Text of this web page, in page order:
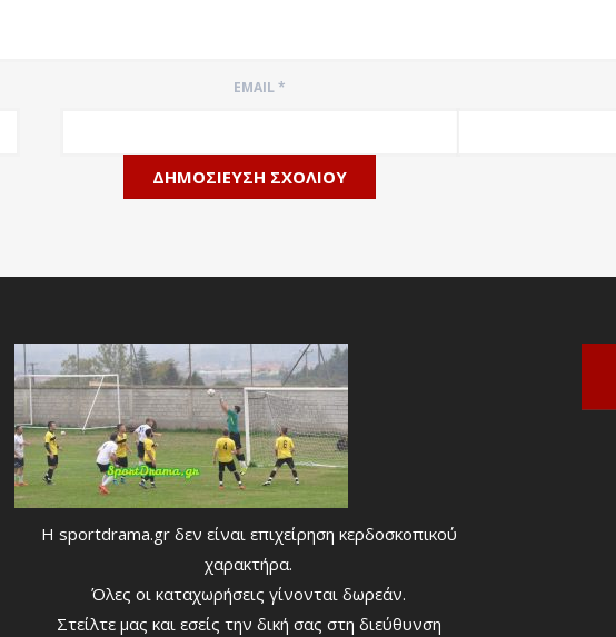
EMAIL*
Η sportdrama.gr δεν είναι επιχείρηση κερδοσκοπικού
χαρακτήρα.
Όλες οι καταχωρήσεις γίνονται δωρεάν.
Στείλτε μας και εσείς την δική σας στη διεύθυνση